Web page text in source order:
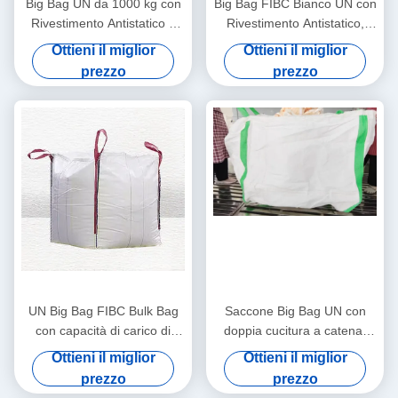
Big Bag UN da 1000 kg con
Rivestimento Antistatico e
Doppia Cucitura per
Trasporto Sicuro per Carichi
Pesanti
Ottieni il miglior
prezzo
Big Bag FIBC Bianco UN con
Rivestimento Antistatico,
Capacità di Carico 1000kg e
Anelli a Croce per Trasporto
Pesante
Ottieni il miglior
prezzo
UN Big Bag FIBC Bulk Bag
con capacità di carico di
1000 kg rivestimento
antistatico e 4 anelli per il
trasporto sicuro
Ottieni il miglior
prezzo
Saccone Big Bag UN con
doppia cucitura a catena,
con deflettori e capacità di
1000 kg per il trasporto
industriale di materiali sfusi
Ottieni il miglior
prezzo